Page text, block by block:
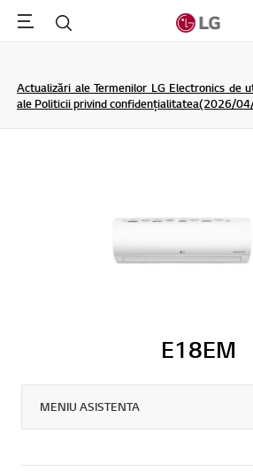
Menu Cautare
Actualizări ale Termenilor LG Electronics de
ale Politicii privind confidențialitatea(2026/
E18EM
MENIU ASISTENTA